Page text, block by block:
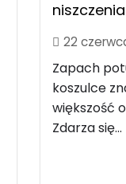
22
Zapach
koszulce
większość
Zdarza się...